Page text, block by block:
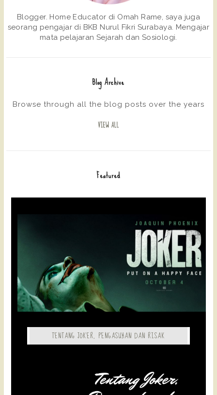
Blogger. Home Educator di Omah Rame, saya juga
seorang pengajar di BKB Nurul Fikri Surabaya. Mengajar
mata pelajaran Sejarah dan Sosiologi.
Blog Archive
Browse through all the blog posts over the years
VIEW ALL
Featured
TENTANG JOKER, PENGASUHAN DAN RISAK